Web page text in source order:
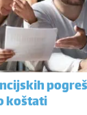
koštati